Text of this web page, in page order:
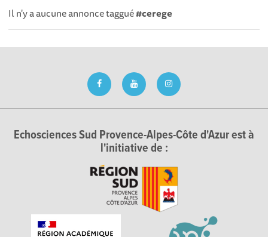
Il n'y a aucune annonce taggué#cerege
Echosciences Sud Provence-Alpes-Côte d'Azur est à
l'initiative de :